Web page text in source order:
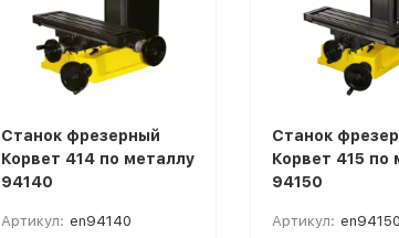
Станок фрезерный
Корвет 414 по металлу
94140
Артикул: en94140
Станок
Корвет 415 по
94150
Артикул: en94150